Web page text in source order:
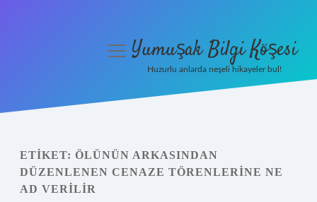
Yasal Uyarı
Hakkımızda
menüyüYumuşak Bilgi Köşesi
Huzurlu anlarda neşeli hikayeler bul!
ETIKET: ÖLÜNÜN ARKASINDAN
DÜZENLENEN CENAZE TÖRENLERINE NE
AD VERILIR